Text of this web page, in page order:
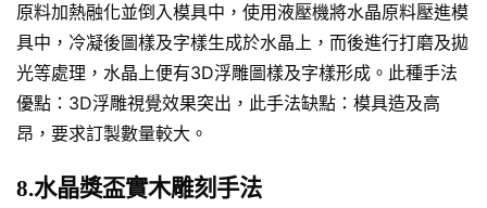
原料加熱融化並倒入模具中，使用液壓機將水晶原料壓進模
具中，冷凝後圖樣及字樣生成於水晶上，而後進行打磨及拋
光等處理，水晶上便有3D浮雕圖樣及字樣形成。此種手法
優點：3D浮雕視覺效果突出，此手法缺點：模具造及高
昂，要求訂製數量較大。
8.水晶獎盃實木雕刻手法